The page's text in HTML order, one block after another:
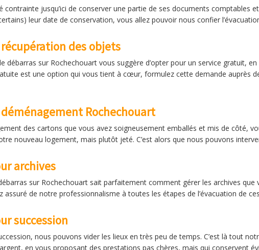
contrainte jusqu’ici de conserver une partie de ses documents
leur date de conservation, vous allez pouvoir nous confier
des objets
débarras sur Rochechouart vous suggère d’opter pour un service gratuit,
est une option qui vous tient à cœur, formulez cette demande auprès
Rochechouart
des cartons que vous avez soigneusement emballés et mis de côté,
nouveau logement, mais plutôt jeté. C’est alors que nous pouvons
archives
sur Rochechouart sait parfaitement comment gérer les archives
assuré de notre professionnalisme à toutes les étapes de l’évacuation de
succession
nous pouvons vider les lieux en très peu de temps. C’est là tout
en vous proposant des prestations pas chères, mais qui conservent